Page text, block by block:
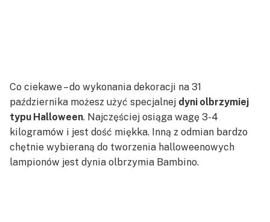
Co ciekawe – do wykonania dekoracji na 31
października możesz użyć specjalnej dyni olbrzymiej
typu Halloween. Najczęściej osiąga wagę 3-4
kilogramów i jest dość miękka. Inną z odmian bardzo
chętnie wybieraną do tworzenia halloweenowych
lampionów jest dynia olbrzymia Bambino.